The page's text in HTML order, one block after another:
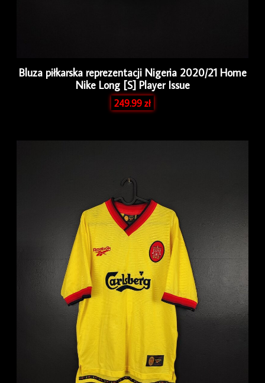
Bluza piłkarska reprezentacji Nigeria 2020/21 Home
Nike Long [S] Player Issue
249.99zł